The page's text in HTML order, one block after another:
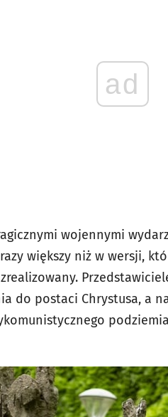
ad
wojennymi
większy niż w wersji,
do postaci Chrystusa, a